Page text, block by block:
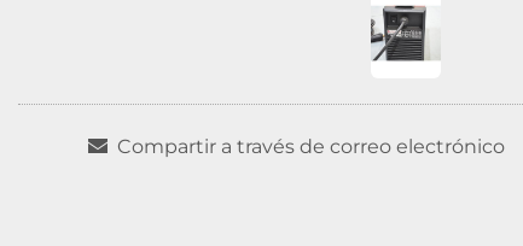
Compartir a través de correo electrónico